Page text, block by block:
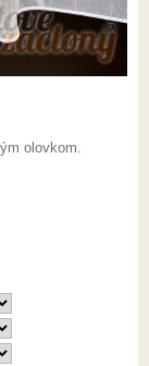
olovkom.